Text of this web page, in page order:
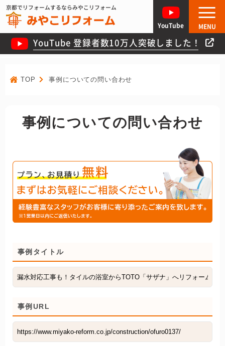
京都でリフォームするならみやこリフォーム
YouTube 登録者数10万人突破しました！
YouTube MENU
TOP 事例についての問い合わせ
事例についての問い合わせ
事例タイトル
事例URL